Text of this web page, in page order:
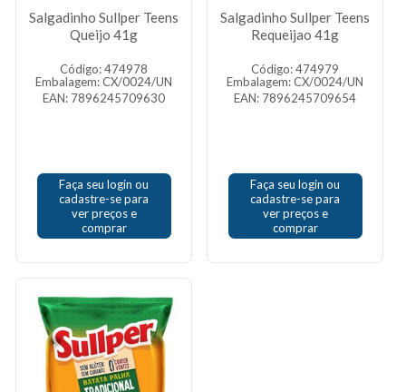
Salgadinho Sullper Teens
Queijo 41g
Código: 474978
Embalagem: CX/0024/UN
EAN: 7896245709630
Faça seu login ou
cadastre-se para
ver preços e
comprar
Salgadinho Sullper Teens
Requeijao 41g
Código: 474979
Embalagem: CX/0024/UN
EAN: 7896245709654
Faça seu login ou
cadastre-se para
ver preços e
comprar